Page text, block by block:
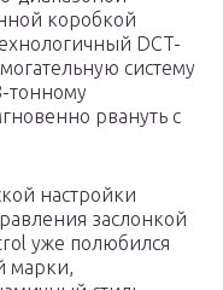
коробкой
DCT-
систему
тонному
рвануть с
настройки
заслонкой
уже полюбился
марки,